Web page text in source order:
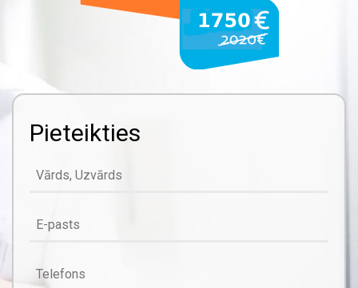
Pieteikties